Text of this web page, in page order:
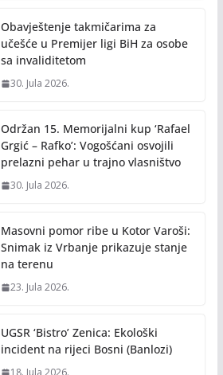
Obavještenje takmičarima za
učešće u Premijer ligi BiH za osobe
sa invaliditetom
30. Jula 2026.
Održan 15. Memorijalni kup ‘Rafael
Grgić – Rafko’: Vogošćani osvojili
prelazni pehar u trajno vlasništvo
30. Jula 2026.
Masovni pomor ribe u Kotor Varoši:
Snimak iz Vrbanje prikazuje stanje
na terenu
23. Jula 2026.
UGSR ‘Bistro’ Zenica: Ekološki
incident na rijeci Bosni (Banlozi)